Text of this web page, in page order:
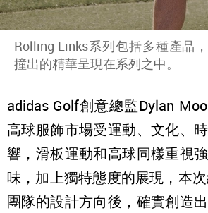
Rolling Links系列包括多種產品
撞出的精華呈現在系列之中。
adidas Golf創意總監Dylan
高球服飾市場受運動、文化、
響，滑板運動和高球同樣重視
味，加上獨特態度的展現，本
團隊的設計方向後，確實創造